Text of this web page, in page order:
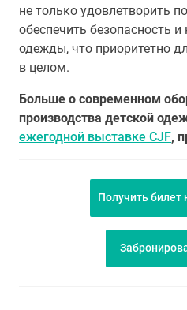
не только удовлетворить
обеспечить безопасность и
одежды, что приоритетно
в целом.
Больше о современном
производства детской
ежегодной выставке CJF,
Получить билет